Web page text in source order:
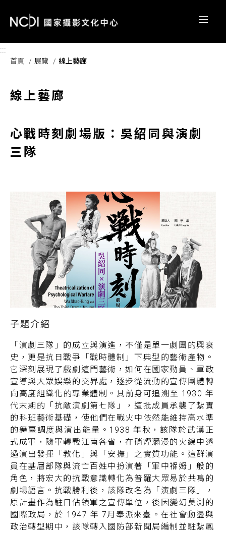
:::
首頁 展覽 線上藝廊
線上藝廊
心戰時刻劇場版：吳紹同與演劇
三隊
「演劇三隊」的成立與演進，不僅是單一劇團的興衰
史，更是抗日戰爭「戰時體制」下典型的藝術產物。
它深刻展現了戲劇這門藝術，如何在國家動員、軍政
宣導與大眾娛樂的交界處，逐步從流動的宣傳團體轉
向高度組織化的專業體制。其前身可追溯至 1930 年
代末期的「抗敵演劇第七隊」，這批成員承襲了紮實
的科班藝術基礎，使他們在戰火中依然能維持高水準
的舞臺調度與演出能量。1938 年秋，該隊於武漢正
式成軍，隨軍轉戰江南各省，在硝煙瀰漫的火線中透
過演出發揮「教化」與「安撫」之實質功能。這群演
員在基層部隊與流亡百姓中扮演著「軍中褓姆」般的
角色，將宏大的抗戰意識轉化為普羅大眾易於共鳴的
劇場語言。抗戰勝利後，該隊改名為「演劇三隊」，
原計畫作為駐日佔領軍之宣傳單位，後因變幻莫測的
國際政局，於 1947 年 7月奉派來臺。在社會動盪與
政治轉型期中，該隊轉入國防部新聞局編制並駐紮鳳